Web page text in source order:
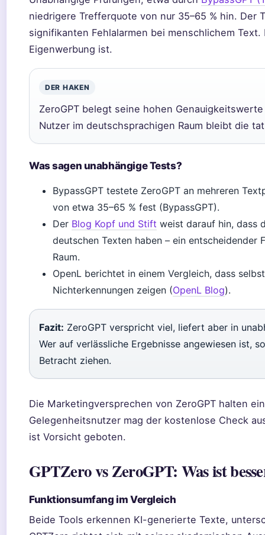
niedrigere Trefferquote von nur 35–65 % hin. Der
signifikanten Fehlalarmen bei menschlichem
Eigenwerbung ist.
DER HAKEN
ZeroGPT belegt seine hohen
Nutzer im deutschsprachigen Raum bleibt die
Was sagen unabhängige Tests?
BypassGPT testete ZeroGPT an mehreren
von etwa 35–65 % fest (BypassGPT).
Der Blog Kopf und Stift weist darauf hin, dass
deutschen Texten haben – ein
Raum.
OpenL berichtet in einem Vergleich, dass
Nichterkennungen zeigen (OpenL Blog).
Fazit: ZeroGPT verspricht viel, liefert aber in
Wer auf verlässliche Ergebnisse angewiesen ist,
Betracht ziehen.
Die Marketingversprechen von ZeroGPT halten
Gelegenheitsnutzer mag der kostenlose Check
ist Vorsicht geboten.
GPTZero vs ZeroGPT: Was ist
Funktionsumfang im Vergleich
Beide Tools erkennen KI-generierte Texte,